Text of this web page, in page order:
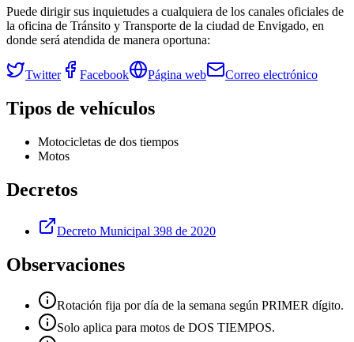
Puede dirigir sus inquietudes a cualquiera de los canales oficiales de
la oficina de Tránsito y Transporte de la ciudad de Envigado, en
donde será atendida de manera oportuna:
Twitter Facebook Página web Correo electrónico
Tipos de vehículos
Motocicletas de dos tiempos
Motos
Decretos
Decreto Municipal 398 de 2020
Observaciones
Rotación fija por día de la semana según PRIMER dígito.
Solo aplica para motos de DOS TIEMPOS.